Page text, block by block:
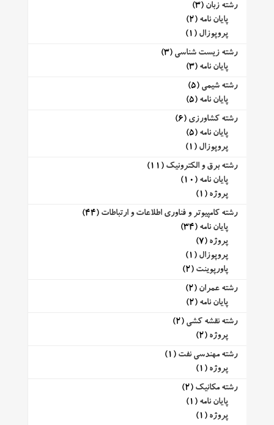
رشته زبان (3)
پایان نامه (2)
پروپوزال (1)
رشته زیست شناسی (3)
پایان نامه (3)
رشته شیمی (5)
پایان نامه (5)
رشته کشاورزی (6)
پایان نامه (5)
پروپوزال (1)
رشته برق و الکترونیک (11)
پایان نامه (10)
پروژه (1)
رشته کامپیوتر و فناوری اطلاعات و ارتباطات (44)
پایان نامه (34)
پروژه (7)
پروپوزال (1)
پاورپوینت (2)
رشته عمران (2)
پایان نامه (2)
رشته نقشه کشی (2)
پروژه (2)
رشته مهندسی نفت (1)
پروژه (1)
رشته مکانیک (2)
پایان نامه (1)
پروژه (1)